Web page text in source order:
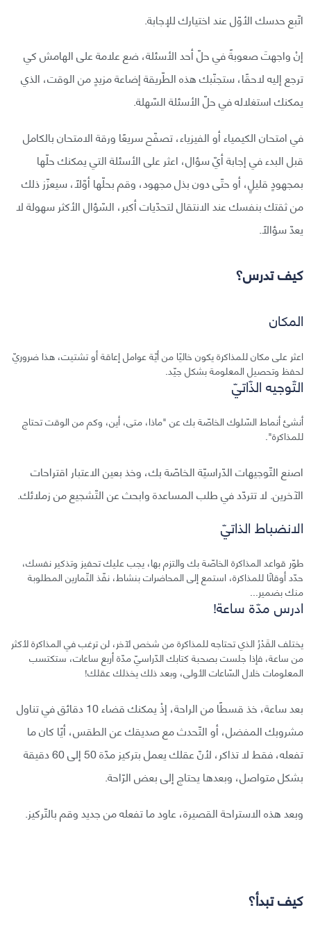
اتّبع حدسك الأوّل عند اختيارك للإجابة.
إنْ واجهتَ صعوبةً في حلّ أحد الأسئلة، ضع علامة على الهامش كي
ترجع إليه لاحقًا، ستجنّبك هذه الطّريقة إضاعة مزيدٍ من الوقت، الذي
يمكنك استغلاله في حلّ الأسئلة السّهلة.
في امتحان الكيمياء أو الفيزياء، تصفّح سريعًا ورقة الامتحان بالكامل
قبل البدء في إجابة أيّ سؤال، اعثر على الأسئلة التي يمكنك حلّها
بمجهودٍ قليلٍ، أو حتّى دون بذل مجهود، وقم بحلّها أوّلًا، سيعزّز ذلك
من ثقتك بنفسك عند الانتقال لتحدّيات أكبر، السّؤال الأكثر سهولة لا
يعدّ سؤالًا.
كيف تدرس؟
المكان
اعثر على مكان للمذاكرة يكون خاليًا من أيّة عوامل إعاقة أو تشتيت، هذا ضروريّ
لحفظ وتحصيل المعلومة بشكل جيّد.
التّوجيه الذّاتيّ
أنشئ أنماط السّلوك الخاصّة بك عن "ماذا، متى، أين، وكم من الوقت تحتاج
للمذاكرة".
اصنع التّوجيهات الدّراسيّة الخاصّة بك، وخذ بعين الاعتبار اقتراحات
الآخرين. لا تتردّد في طلب المساعدة وابحث عن التّشجيع من زملائك.
الانضباط الذاتيّ
طوّر قواعد المذاكرة الخاصّة بك والتزم بها، يجب عليك تحفيز وتذكير نفسك،
حدّد أوقاتًا للمذاكرة، استمع إلى المحاضرات بنشاط، نفّذ التّمارين المطلوبة
منك بضمير...
ادرس مدّة ساعة!
يختلف القَدْرُ الذي تحتاجه للمذاكرة من شخص لآخر، لن ترغب في المذاكرة لأكثر
من ساعة، فإذا جلست بصحبة كتابك الدّراسيّ مدّة أربع ساعات، ستكتسب
المعلومات خلال السّاعات الأولى، وبعد ذلك يخذلك عقلك!
بعد ساعة، خذ قسطًا من الراحة، إذْ يمكنك قضاء 10 دقائق في تناول
مشروبك المفضل، أو التّحدث مع صديقك عن الطقس، أيًا كان ما
تفعله، فقط لا تذاكر، لأنّ عقلك يعمل بتركيز مدّة 50 إلى 60 دقيقة
بشكل متواصل، وبعدها يحتاج إلى بعض الرّاحة.
وبعد هذه الاستراحة القصيرة، عاود ما تفعله من جديد وقم بالتّركيز.
كيف تبدأ؟